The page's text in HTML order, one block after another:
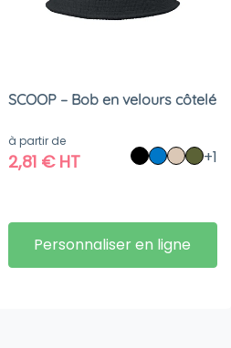
SCOOP – Bob en velours côtelé
à partir de
2,81 €HT +1
Personnaliser en ligne